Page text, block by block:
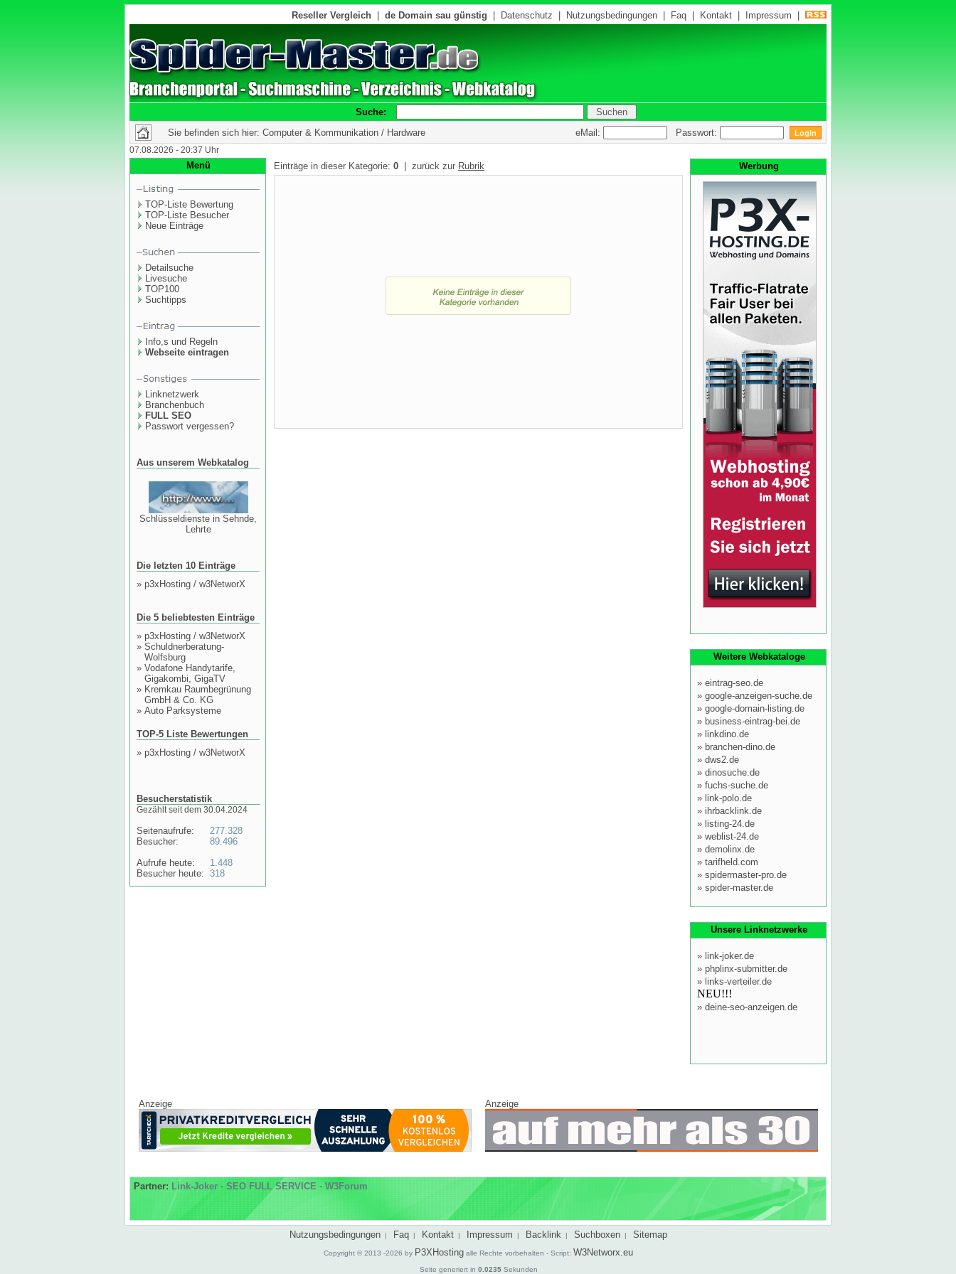
Reseller Vergleich de Domain sau günstig Datenschutz Nutzungsbedingungen Faq Kontakt Impressum
Suche:
Sie befinden sich hier: Computer & Kommunikation / Hardware
eMail: Passwort:
07.08.2026 - 20:37 Uhr
Menü
TOP-Liste Bewertung
TOP-Liste Besucher
Neue Einträge
Detailsuche
Livesuche
TOP100
Suchtipps
Info,s und Regeln
Webseite eintragen
Linknetzwerk
Branchenbuch
FULL SEO
Passwort vergessen?
Aus unserem Webkatalog
Schlüsseldienste in Sehnde,
Lehrte
Die letzten 10 Einträge
» p3xHosting / w3NetworX
Die 5 beliebtesten Einträge
» p3xHosting / w3NetworX
» Schuldnerberatung-
Wolfsburg
» Vodafone Handytarife,
Gigakombi, GigaTV
» Kremkau Raumbegrünung
GmbH & Co. KG
» Auto Parksysteme
TOP-5 Liste Bewertungen
» p3xHosting / w3NetworX
Besucherstatistik
Gezählt seit dem 30.04.2024
Seitenaufrufe:
Besucher:
Aufrufe heute:
Besucher heute:
277.328
89.496
1.448
318
Einträge in dieser Kategorie: 0 | zurück zur Rubrik Werbung
Weitere Webkataloge
» eintrag-seo.de
» google-anzeigen-suche.de
» google-domain-listing.de
» business-eintrag-bei.de
» linkdino.de
» branchen-dino.de
» dws2.de
» dinosuche.de
» fuchs-suche.de
» link-polo.de
» ihrbacklink.de
» listing-24.de
» weblist-24.de
» demolinx.de
» tarifheld.com
» spidermaster-pro.de
» spider-master.de
Unsere Linknetzwerke
» link-joker.de
» phplinx-submitter.de
» links-verteiler.de
NEU!!!
» deine-seo-anzeigen.de
Anzeige Anzeige
Partner: Link-Joker - SEO FULL SERVICE - W3Forum
Nutzungsbedingungen | Faq | Kontakt | Impressum | Backlink | Suchboxen | Sitemap
Copyright © 2013 -2026 by P3XHosting alle Rechte vorbehalten - Script: W3Networx.eu
Seite generiert in 0.0235Sekunden